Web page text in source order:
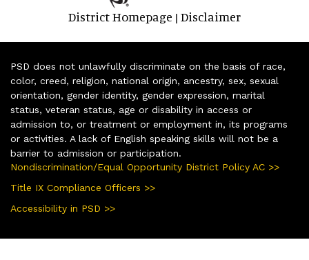
District Homepage | Disclaimer
PSD does not unlawfully discriminate on the basis of race,
color, creed, religion, national origin, ancestry, sex, sexual
orientation, gender identity, gender expression, marital
status, veteran status, age or disability in access or
admission to, or treatment or employment in, its programs
or activities. A lack of English speaking skills will not be a
barrier to admission or participation.
Nondiscrimination/Equal Opportunity District Policy AC >>
Title IX Compliance Officers >>
Accessibility in PSD >>